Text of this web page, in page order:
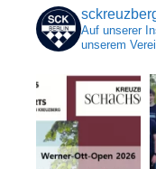
Auf unserer
unserem